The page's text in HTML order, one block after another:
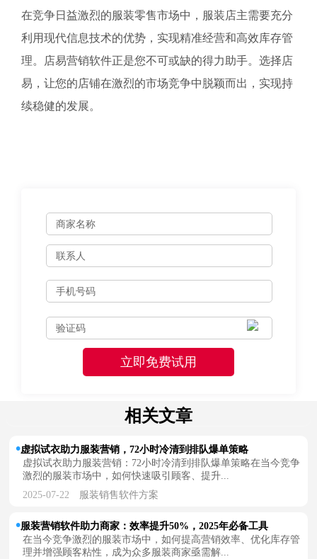
在竞争日益激烈的服装零售市场中，服装店主需要充分
利用现代信息技术的优势，实现精准经营和高效库存管
理。店易营销软件正是您不可或缺的得力助手。选择店
易，让您的店铺在激烈的市场竞争中脱颖而出，实现持
续稳健的发展。
相关文章
虚拟试衣助力服装营销，72小时冷清到排队爆单策略
虚拟试衣助力服装营销：72小时冷清到排队爆单策略在当今竞争
激烈的服装市场中，如何快速吸引顾客、提升...
2025-07-22 服装销售软件方案
服装营销软件助力商家：效率提升50%，2025年必备工具
在当今竞争激烈的服装市场中，如何提高营销效率、优化库存管
理并增强顾客粘性，成为众多服装商家亟需解...